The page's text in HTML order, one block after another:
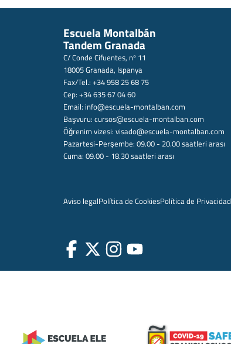
Escuela Montalbán
Tandem Granada
C/ Conde Cifuentes, nº 11
18005 Granada, Ispanya
Fax/Tel.: +34 958 25 68 75
Cep: +34 635 67 04 60
Email: info@escuela-montalban.com
Başvuru: cursos@escuela-montalban.com
Öğrenim vizesi: visado@escuela-montalban.com
Pazartesi-Perşembe: 09.00 - 20.00 saatleri arası
Cuma: 09.00 - 18.30 saatleri arası
Aviso legalPolítica de CookiesPolítica de Privacidad